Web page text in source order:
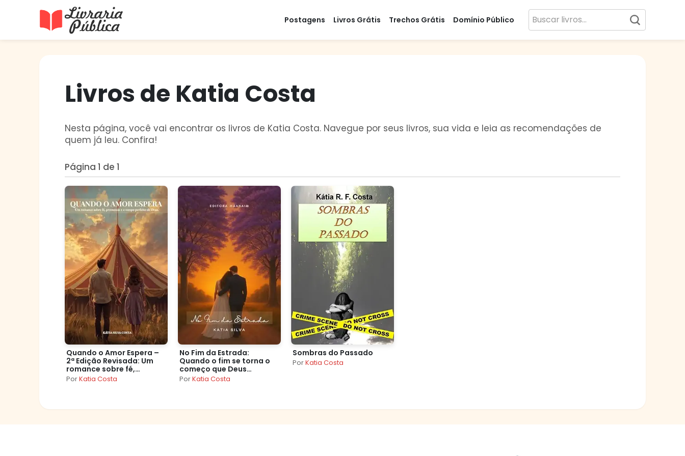
Postagens Livros Grátis Trechos Grátis Domínio Público
Livros de Katia Costa
Nesta página, você vai encontrar os livros de Katia Costa. Navegue por seus livros, sua vida e leia as recomendações de
quem já leu. Confira!
Página 1 de 1
Quando o Amor Espera –
2ª Edição Revisada: Um
romance sobre fé,
promessas e o tempo
PorKatia Costa
No Fim da Estrada:
Quando o fim se torna o
começo que Deus
preparou.”
PorKatia Costa
Sombras do Passado
PorKatia Costa